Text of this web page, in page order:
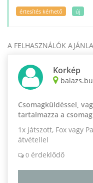
értesítés kérhető új
A FELHASZNÁLÓK
Korkép
Csomagküldéssel,
tartalmazza a
1x játszott, Fox vagy
átvétellel
0 érdeklődő